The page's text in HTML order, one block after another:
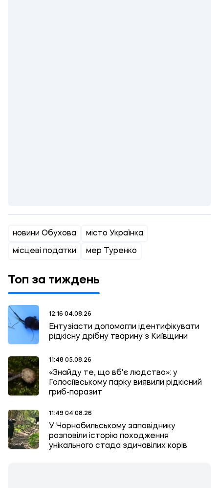
новини Обухова місто Українка
місцеві податки мер Туренко
Топ за тиждень
12:16 04.08.26
Ентузіасти допомогли ідентифікувати
рідкісну дрібну тварину з Київщини
11:48 05.08.26
«Знайду те, що вб'є людство»: у
Голосіївському парку виявили рідкісний
гриб-паразит
11:49 04.08.26
У Чорнобильському заповіднику
розповіли історію походження
унікального стада здичавілих корів